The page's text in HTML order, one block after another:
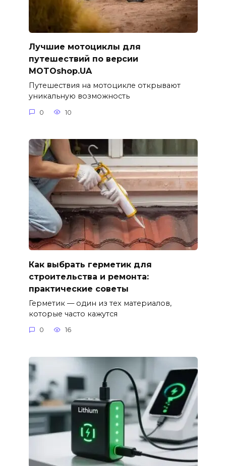
Лучшие мотоциклы для
путешествий по версии
MOTOshop.UA
Путешествия на мотоцикле открывают
уникальную возможность
0 10
Как выбрать герметик для
строительства и ремонта:
практические советы
Герметик — один из тех материалов,
которые часто кажутся
0 16